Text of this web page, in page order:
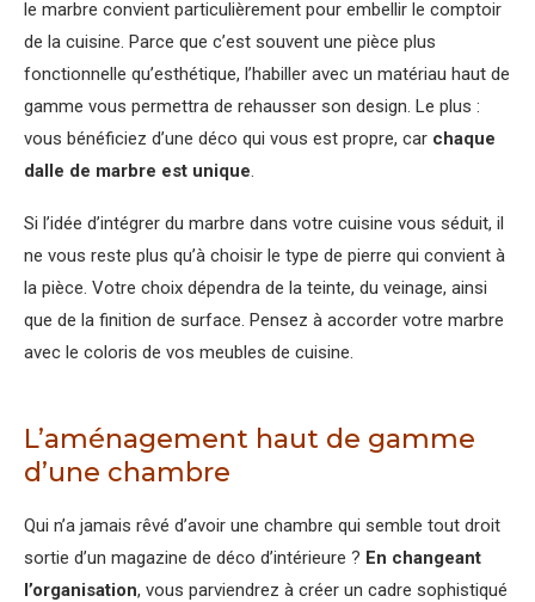
le marbre convient particulièrement pour embellir le comptoir
de la cuisine. Parce que c’est souvent une pièce plus
fonctionnelle qu’esthétique, l’habiller avec un matériau haut de
gamme vous permettra de rehausser son design. Le plus :
vous bénéficiez d’une déco qui vous est propre, car chaque
dalle de marbre est unique.
Si l’idée d’intégrer du marbre dans votre cuisine vous séduit, il
ne vous reste plus qu’à choisir le type de pierre qui convient à
la pièce. Votre choix dépendra de la teinte, du veinage, ainsi
que de la finition de surface. Pensez à accorder votre marbre
avec le coloris de vos meubles de cuisine.
L’aménagement haut de gamme
d’une chambre
Qui n’a jamais rêvé d’avoir une chambre qui semble tout droit
sortie d’un magazine de déco d’intérieure ? En changeant
l’organisation, vous parviendrez à créer un cadre sophistiqué